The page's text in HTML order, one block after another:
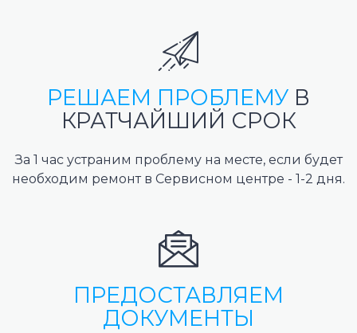
РЕШАЕМ ПРОБЛЕМУ В
КРАТЧАЙШИЙ СРОК
За 1 час устраним проблему на месте, если будет
необходим ремонт в Сервисном центре - 1-2 дня.
ПРЕДОСТАВЛЯЕМ
ДОКУМЕНТЫ